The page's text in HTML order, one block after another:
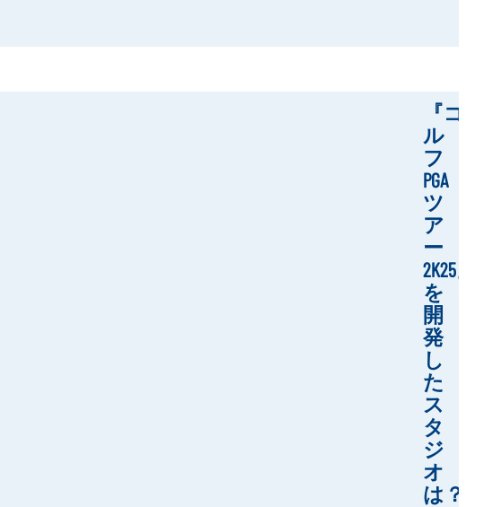
『ゴ
ル
フ
PGA
ツ
ア
ー
2K25』
を
開
発
し
た
ス
タ
ジ
オ
は？